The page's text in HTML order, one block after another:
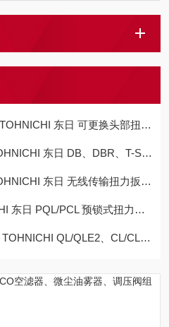
东日 可更换头部扭力扳手详解
DB、DBR、T-S 表盘式扭力扳手全面介绍
东日 无线传输扭力扳手解析
预锁式扭力扳手产品特性与应用介绍
QLE2、CL/CLE2 预置式扭力扳手详解